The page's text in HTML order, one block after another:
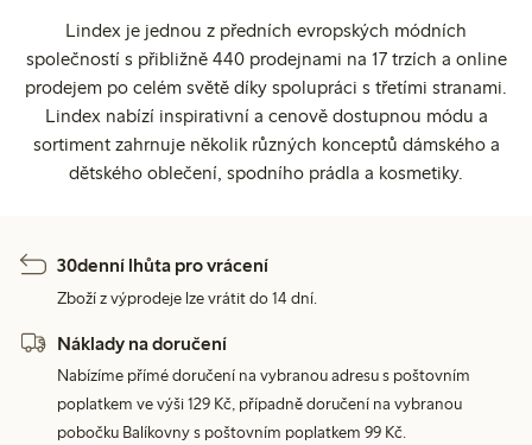
Lindex je jednou z předních evropských módních
společností s přibližně 440 prodejnami na 17 trzích a online
prodejem po celém světě díky spolupráci s třetími stranami.
Lindex nabízí inspirativní a cenově dostupnou módu a
sortiment zahrnuje několik různých konceptů dámského a
dětského oblečení, spodního prádla a kosmetiky.
30denní lhůta pro vrácení
Zboží z výprodeje lze vrátit do 14 dní.
Náklady na doručení
Nabízíme přímé doručení na vybranou adresu s poštovním
poplatkem ve výši 129 Kč, případně doručení na vybranou
pobočku Balíkovny s poštovním poplatkem 99 Kč.